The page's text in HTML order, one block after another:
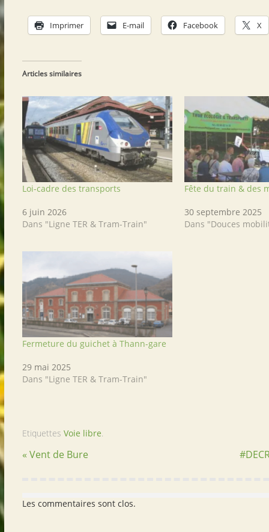
Imprimer E-mail Facebook X
Articles similaires
Loi-cadre des transports
6 juin 2026
Dans "Ligne TER & Tram-Train"
Fête du train & des
30 septembre 2025
Dans "Douces
Fermeture du guichet à Thann-gare
29 mai 2025
Dans "Ligne TER & Tram-Train"
Etiquettes Voie libre.
« Vent de Bure
Les commentaires sont clos.